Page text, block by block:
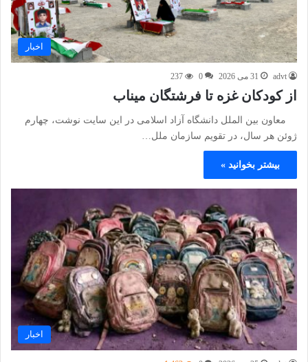
اخبار
advt 31 می 2026 0
237
از کودکان غزه تا فرشتگان میناب
معاون بین الملل دانشگاه آزاد اسلامی در این سایت نوشت، چهارم
ژوئن هر سال، در تقویم سازمان ملل…
بیشتر بخوانید »
اخبار